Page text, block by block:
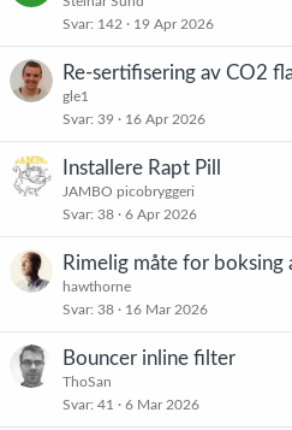
Svar 142 19 Apr 2026
Re-sertifisering av CO2
gle1
Svar 39 16 Apr 2026
Installere Rapt Pill
JAMBO picobryggeri
Svar 38 6 Apr 2026
Rimelig måte for boksing
hawthorne
Svar 38 16 Mar 2026
Bouncer inline filter
ThoSan
Svar 41 6 Mar 2026